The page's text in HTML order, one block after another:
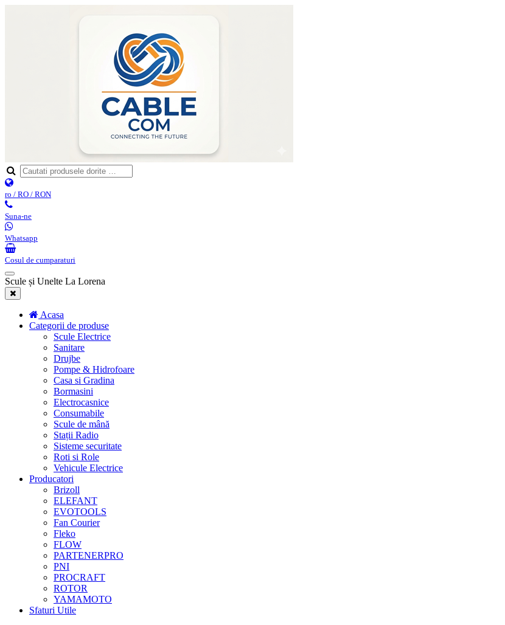
ro / RO / RON
Suna-ne
Whatsapp
Cosul de cumparaturi
Scule și Unelte La Lorena
Acasa
Categorii de produse
Scule Electrice
Sanitare
Drujbe
Pompe & Hidrofoare
Casa si Gradina
Bormasini
Electrocasnice
Consumabile
Scule de mână
Stații Radio
Sisteme securitate
Roti si Role
Vehicule Electrice
Producatori
Brizoll
ELEFANT
EVOTOOLS
Fan Courier
Fleko
FLOW
PARTENERPRO
PNI
PROCRAFT
ROTOR
YAMAMOTO
Sfaturi Utile